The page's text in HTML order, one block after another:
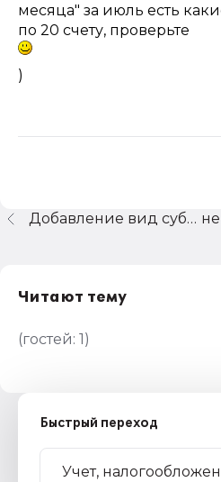
месяца" за июль есть
по 20 счету, проверьте
)
Добавление вид субконто "Виды начислений (выплат)" в "Зарплата-Кадры" в 2004 го
Читают тему
(гостей: 1)
Быстрый переход